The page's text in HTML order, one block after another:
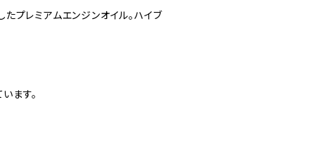
プレミアムエンジンオイル。ハイブ
ます。